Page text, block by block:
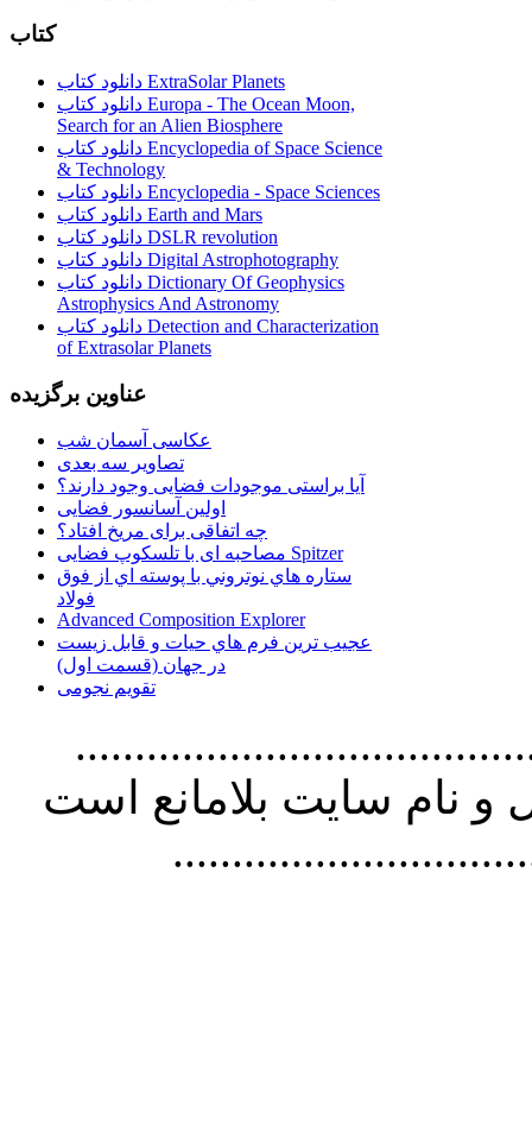
کتاب
دانلود کتاب ExtraSolar Planets
دانلود کتاب Europa - The Ocean Moon,
Search for an Alien Biosphere
دانلود کتاب Encyclopedia of Space Science
& Technology
دانلود کتاب Encyclopedia - Space Sciences
دانلود کتاب Earth and Mars
دانلود کتاب DSLR revolution
دانلود کتاب Digital Astrophotography
دانلود کتاب Dictionary Of Geophysics
Astrophysics And Astronomy
دانلود کتاب Detection and Characterization
of Extrasolar Planets
عناوین برگزیده
عکاسی آسمان شب
تصاویر سه بعدی
آیا براستی موجودات فضایی وجود دارند؟
اولین آسانسور فضایی
چه اتفاقی برای مریخ افتاد؟
مصاحبه ای با تلسکوپ فضایی Spitzer
ستاره هاي نوتروني با پوسته اي از فوق
فولاد
Advanced Composition Explorer
عجیب ترین فرم هاي حيات و قابل زيست
در جهان (قسمت اول)
تقویم نجومی
استفاده از
نام سايت بلامانع است